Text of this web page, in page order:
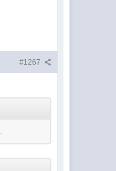
#1267